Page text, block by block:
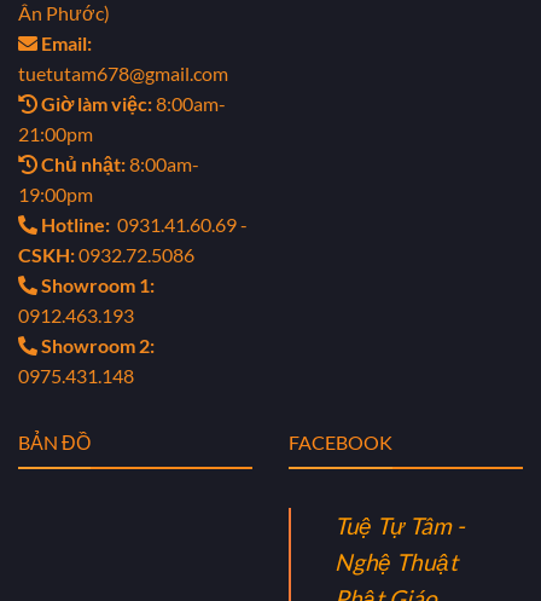
Ân Phước)
Email:
tuetutam678@gmail.com
Giờ làm việc:8:00am-
21:00pm
Chủ nhật:8:00am-
19:00pm
Hotline: 0931.41.60.69 -
CSKH:0932.72.5086
Showroom 1:
0912.463.193
Showroom 2:
0975.431.148
BẢN ĐỒ FACEBOOK
Tuệ Tự Tâm -
Nghệ Thuật